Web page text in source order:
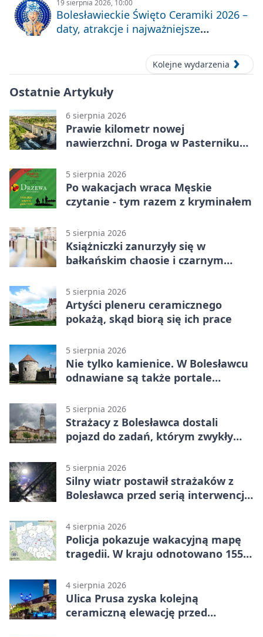
19 sierpnia 2026, 10:00
Bolesławieckie Święto Ceramiki 2026 –
daty, atrakcje i najważniejsze
Kolejne wydarzenia
Ostatnie Artykuły
6 sierpnia 2026
Prawie kilometr nowej
nawierzchni. Droga w Pasterniku
5 sierpnia 2026
Po wakacjach wraca Męskie
czytanie - tym razem z kryminałem
5 sierpnia 2026
Książniczki zanurzyły się w
bałkańskim chaosie i czarnym
5 sierpnia 2026
Artyści pleneru ceramicznego
pokażą, skąd biorą się ich prace
5 sierpnia 2026
Nie tylko kamienice. W Bolesławcu
odnawiane są także portale
5 sierpnia 2026
Strażacy z Bolesławca dostali
pojazd do zadań, którym zwykły
5 sierpnia 2026
Silny wiatr postawił strażaków z
Bolesławca przed serią interwencji -
4 sierpnia 2026
Policja pokazuje wakacyjną mapę
tragedii. W kraju odnotowano 155
4 sierpnia 2026
Ulica Prusa zyska kolejną
ceramiczną elewację przed